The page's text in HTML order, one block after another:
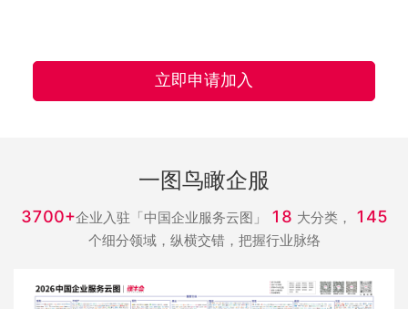
立即申请加入
一图鸟瞰企服
3700+企业入驻「中国企业服务云图」 18 大分类， 145
个细分领域，纵横交错，把握行业脉络